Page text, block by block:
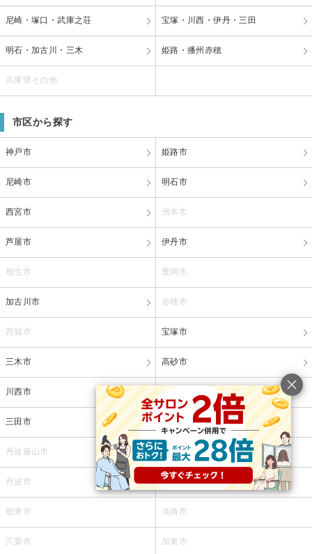
尼崎・塚口・武庫之荘 宝塚・川西・伊丹・三田
明石・加古川・三木 姫路・播州赤穂
兵庫県その他
市区から探す
神戸市 姫路市
尼崎市 明石市
西宮市 洲本市
芦屋市 伊丹市
相生市 豊岡市
加古川市 赤穂市
西脇市 宝塚市
三木市 高砂市
川西市 小野市
三田市 加西市
丹波篠山市 養父市
丹波市 南あわじ市
朝来市 淡路市
宍粟市 加東市